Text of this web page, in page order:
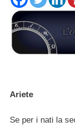
Ariete
Se per i nati la